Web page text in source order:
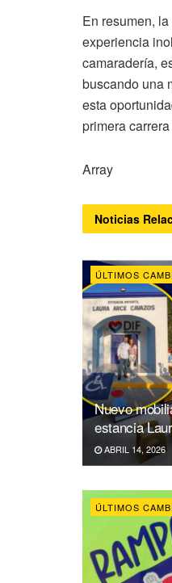
En resumen,
experiencia
camaradería,
buscando una
esta
primera
Array
Noticias
ÚLTIMOS
Nuevo
estancia
ABRIL 14, 2026
ÚLTIMOS